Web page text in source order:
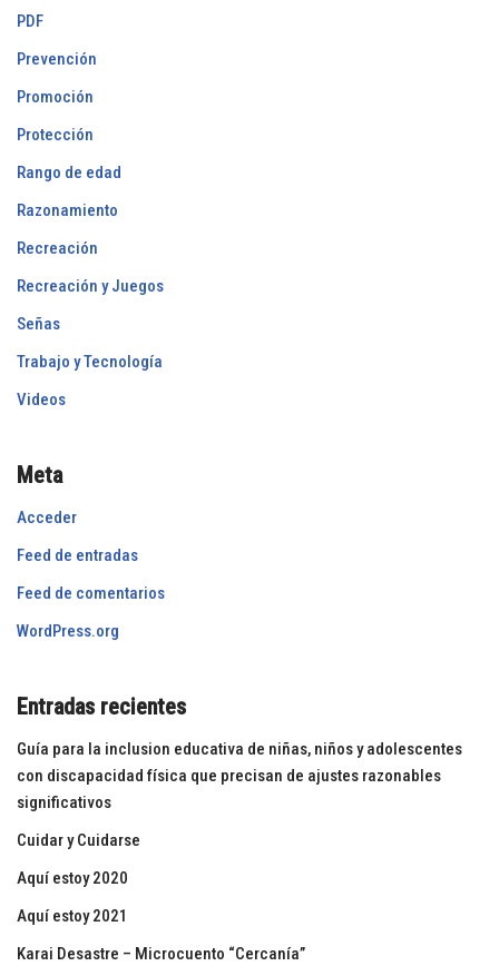
PDF
Prevención
Promoción
Protección
Rango de edad
Razonamiento
Recreación
Recreación y Juegos
Señas
Trabajo y Tecnología
Videos
Meta
Acceder
Feed de entradas
Feed de comentarios
WordPress.org
Entradas recientes
Guía para la inclusion educativa de niñas, niños y adolescentes
con discapacidad física que precisan de ajustes razonables
significativos
Cuidar y Cuidarse
Aquí estoy 2020
Aquí estoy 2021
Karai Desastre – Microcuento “Cercanía”